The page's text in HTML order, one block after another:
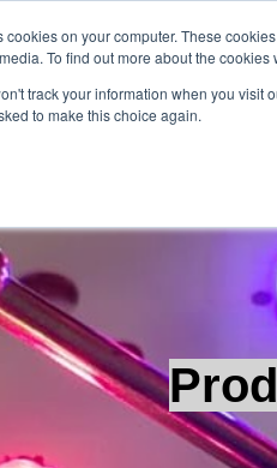
cookies on your computer. These
To find out more about the cookies
track your information when you visit
to make this choice again.